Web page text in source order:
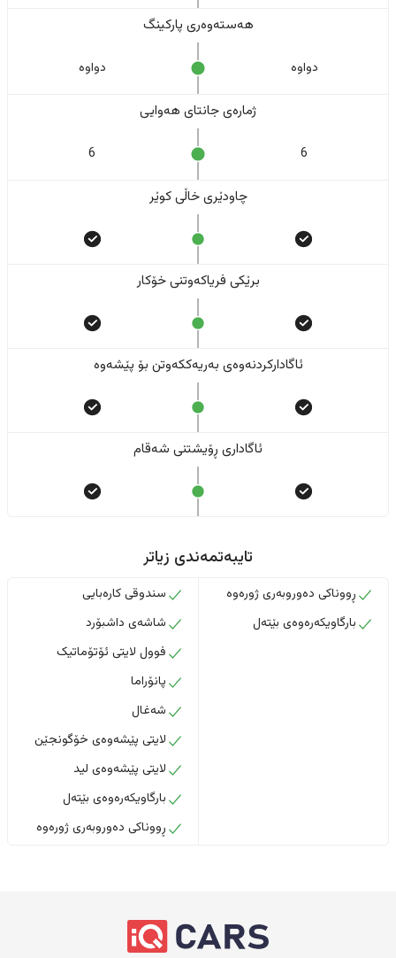
هەستەوەری پارکینگ
دواوە دواوە
ژمارەی جانتای هەوایی
6
6
چاودێری خاڵی کوێر
برێکی فریاکەوتنی خۆکار
ئاگادارکردنەوەی بەریەککەوتن بۆ پێشەوە
ئاگاداری ڕۆیشتنی شەقام
تایبەتمەندی زیاتر
ڕووناکی دەوروبەری ژورەوە
بارگاویکەرەوەی بێتەل
سندوقی کارەبایی
شاشەی داشبۆرد
فوول لایتی ئۆتۆماتیک
پانۆراما
شەغال
لایتی پێشەوەی خۆگونجێن
لایتی پێشەوەی لید
بارگاویکەرەوەی بێتەل
ڕووناکی دەوروبەری ژورەوە